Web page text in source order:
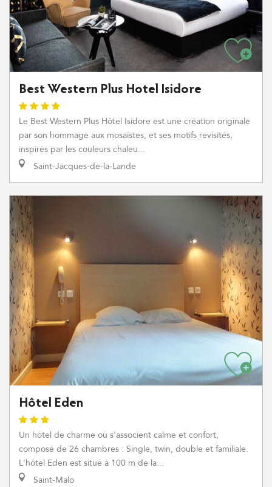
Best Western Plus Hotel Isidore
Le Best Western Plus Hôtel Isidore est une création originale
par son hommage aux mosaïstes, et ses motifs revisités,
inspirés par les couleurs chaleu...
Saint-Jacques-de-la-Lande
Hôtel Eden
Un hôtel de charme où s'associent calme et confort,
composé de 26 chambres : Single, twin, double et familiale.
L'hôtel Eden est situé à 100 m de la...
Saint-Malo